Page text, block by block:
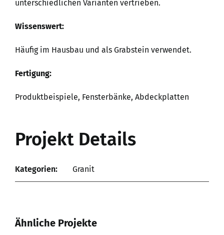
unterschiedlichen Varianten vertrieben.
Wissenswert:
Häufig im Hausbau und als Grabstein verwendet.
Fertigung:
Produktbeispiele, Fensterbänke, Abdeckplatten
Projekt Details
Kategorien: Granit
Ähnliche Projekte